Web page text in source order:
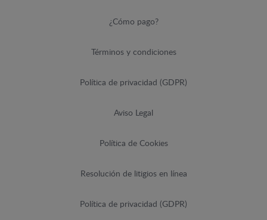
¿Cómo pago?
Términos y condiciones
Política de privacidad (GDPR)
Aviso Legal
Política de Cookies
Resolución de litigios en línea
Política de privacidad (GDPR)